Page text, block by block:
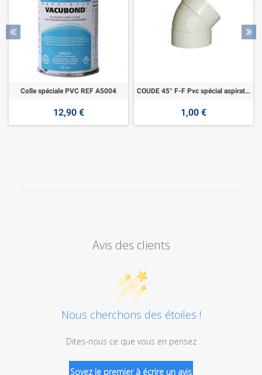
Colle spéciale PVC REF A5004
12,90 €
COUDE 45° F-F Pvc spécial aspiration
1,00 €
Avis des clients
Nous cherchons des étoiles !
Dites-nous ce que vous en pensez
Soyez le premier à écrire un avis